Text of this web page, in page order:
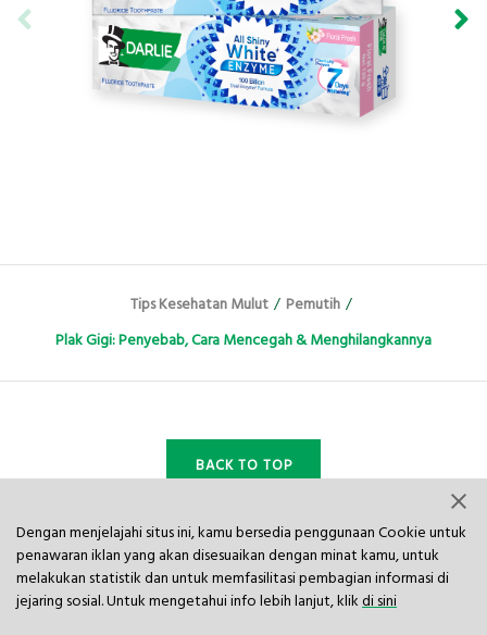
Dengan menjelajahi situs ini, kamu bersedia penggunaan Cookie untuk
penawaran iklan yang akan disesuaikan dengan minat kamu, untuk
melakukan statistik dan untuk memfasilitasi pembagian informasi di
jejaring sosial. Untuk mengetahui info lebih lanjut, klikdi sini
Tips Kesehatan Mulut / Pemutih /
Plak Gigi: Penyebab, Cara Mencegah & Menghilangkannya
BACK TO TOP
IKUTI DARLIE DI